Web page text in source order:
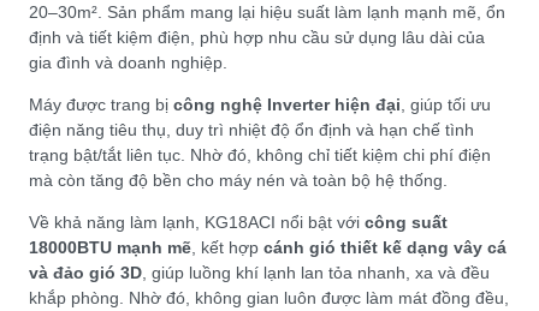
20–30m². Sản phẩm mang lại hiệu suất làm lạnh mạnh mẽ, ổn
định và tiết kiệm điện, phù hợp nhu cầu sử dụng lâu dài của
gia đình và doanh nghiệp.
Máy được trang bị công nghệ Inverter hiện đại , giúp tối ưu
điện năng tiêu thụ, duy trì nhiệt độ ổn định và hạn chế tình
trạng bật/tắt liên tục. Nhờ đó, không chỉ tiết kiệm chi phí điện
mà còn tăng độ bền cho máy nén và toàn bộ hệ thống.
Về khả năng làm lạnh, KG18ACI nổi bật với công suất
18000BTU mạnh mẽ , kết hợp cánh gió thiết kế dạng vây cá
và đảo gió 3D , giúp luồng khí lạnh lan tỏa nhanh, xa và đều
khắp phòng. Nhờ đó, không gian luôn được làm mát đồng đều,